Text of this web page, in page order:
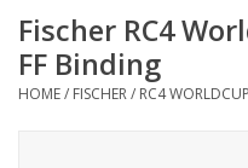
Bootfitting
Onderhoud
Fischer RC4
FF Binding
HOME/ FISCHER/ RC4